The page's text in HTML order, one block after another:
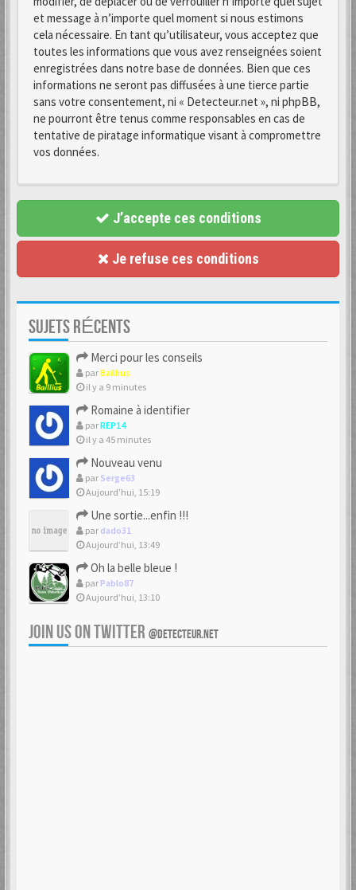
et message à n’importe quel moment si nous estimons
cela nécessaire. En tant qu’utilisateur, vous acceptez que
toutes les informations que vous avez renseignées soient
enregistrées dans notre base de données. Bien que ces
informations ne seront pas diffusées à une tierce partie
sans votre consentement, ni « Detecteur.net », ni phpBB,
ne pourront être tenus comme responsables en cas de
tentative de piratage informatique visant à compromettre
vos données.
J’accepte ces conditions
Je refuse ces conditions
SUJETS RÉCENTS
Merci pour les conseils
parBaillius
il y a 9 minutes
Romaine à identifier
parREP14
il y a 45 minutes
Nouveau venu
par Serge63
Aujourd’hui, 15:19
Une sortie...enfin !!!
par dado31
Aujourd’hui, 13:49
Oh la belle bleue !
par Pablo87
Aujourd’hui, 13:10
JOIN US ON TWITTER @DETECTEUR.NET